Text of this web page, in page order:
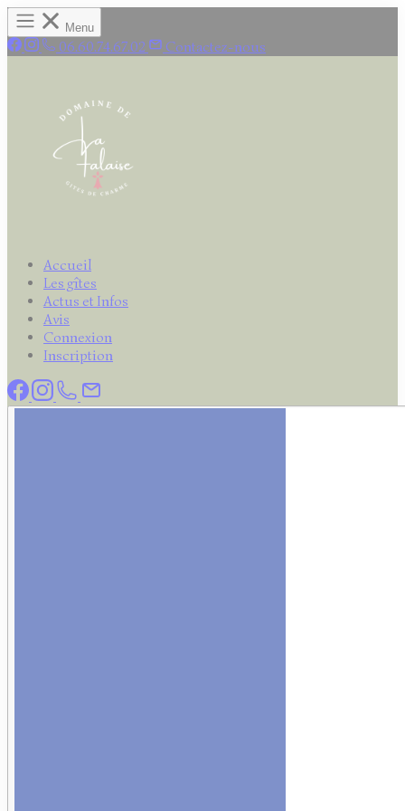
Menu
06.60.74.67.02 Contactez-nous
Accueil
Les gîtes
Actus et Infos
Avis
Connexion
Inscription
Panneau de gestion des cookies